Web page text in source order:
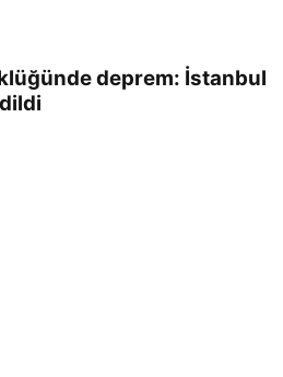
deprem: İstanbul